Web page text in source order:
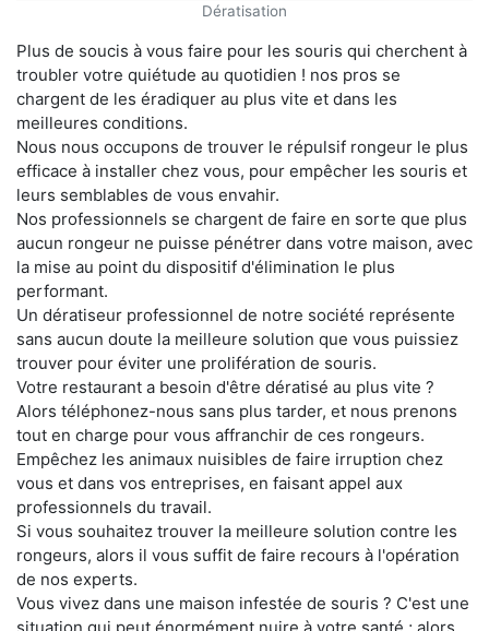
Dératisation
Plus de soucis à vous faire pour les souris qui cherchent à
troubler votre quiétude au quotidien ! nos pros se
chargent de les éradiquer au plus vite et dans les
meilleures conditions.
Nous nous occupons de trouver le répulsif rongeur le plus
efficace à installer chez vous, pour empêcher les souris et
leurs semblables de vous envahir.
Nos professionnels se chargent de faire en sorte que plus
aucun rongeur ne puisse pénétrer dans votre maison, avec
la mise au point du dispositif d'élimination le plus
performant.
Un dératiseur professionnel de notre société représente
sans aucun doute la meilleure solution que vous puissiez
trouver pour éviter une prolifération de souris.
Votre restaurant a besoin d'être dératisé au plus vite ?
Alors téléphonez-nous sans plus tarder, et nous prenons
tout en charge pour vous affranchir de ces rongeurs.
Empêchez les animaux nuisibles de faire irruption chez
vous et dans vos entreprises, en faisant appel aux
professionnels du travail.
Si vous souhaitez trouver la meilleure solution contre les
rongeurs, alors il vous suffit de faire recours à l'opération
de nos experts.
Vous vivez dans une maison infestée de souris ? C'est une
situation qui peut énormément nuire à votre santé ; alors